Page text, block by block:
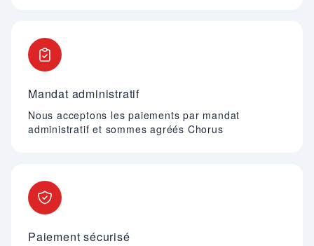
Mandat administratif
Nous acceptons les paiements par mandat
administratif et sommes agréés Chorus
Paiement sécurisé